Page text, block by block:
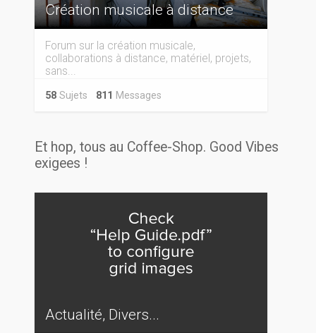
Création musicale à distance
Forum sur la création musicale,
collaborations à distance, matériel, projets,
sans...
58Sujets 811 Messages
Et hop, tous au Coffee-Shop. Good Vibes
exigees !
Actualité, Divers...